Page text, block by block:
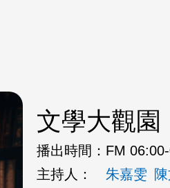
文學大觀園
播出時間： FM
主持人：
朱嘉雯